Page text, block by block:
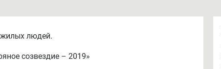
людей.
созвездие – 2019»